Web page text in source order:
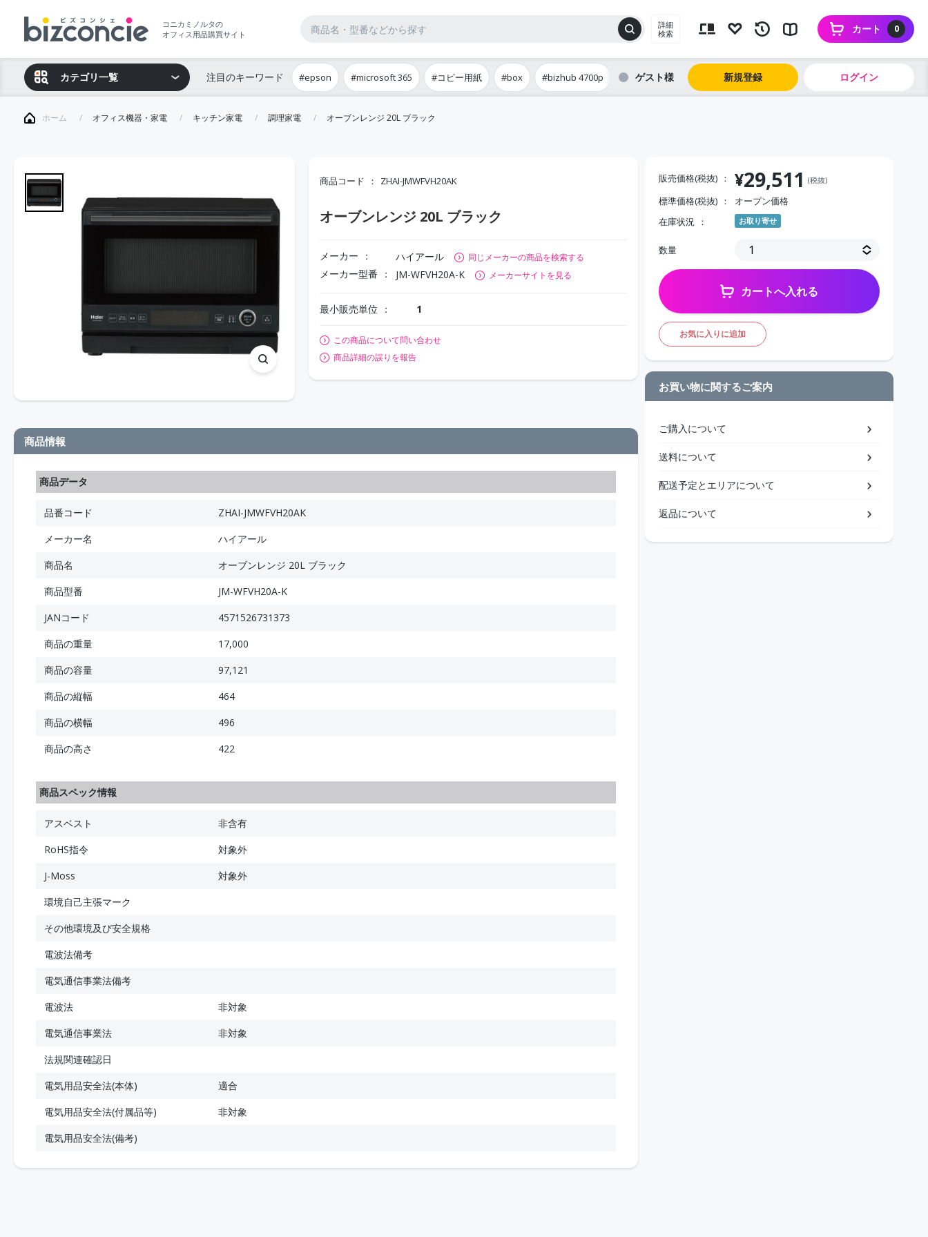
コニカミノルタの
オフィス用品購買サイト
詳細
検索
0
カート
カテゴリ一覧 注目のキーワード #epson #microsoft 365 #コピー用紙 #box #bizhub 4700p ゲスト 新規登録 ログイン
ホーム オフィス機器・家電 キッチン家電 調理家電 オーブンレンジ 20L ブラック
商品コード ZHAI-JMWFVH20AK
オーブンレンジ 20L ブラック
メーカー ハイアール 同じメーカーの商品を検索する
メーカー型番 JM-WFVH20A-K メーカーサイトを見る
最小販売単位 1
この商品について問い合わせ
商品詳細の誤りを報告
商品情報
商品データ
品番コード
ZHAI-JMWFVH20AK
メーカー名
ハイアール
商品名
オーブンレンジ 20L ブラック
商品型番
JM-WFVH20A-K
JANコード
4571526731373
商品の重量
17,000
商品の容量
97,121
商品の縦幅
464
商品の横幅
496
商品の高さ
422
商品スペック情報
アスベスト
非含有
RoHS指令
対象外
J-Moss
対象外
環境自己主張マーク
その他環境及び安全規格
電波法備考
電気通信事業法備考
電波法
非対象
電気通信事業法
非対象
法規関連確認日
電気用品安全法(本体)
適合
電気用品安全法(付属品等)
非対象
電気用品安全法(備考)
販売価格(税抜) ¥29,511 (税抜)
標準価格(税抜)
オープン価格
在庫状況
お取り寄せ
数量
カートへ入れる
お気に入りに追加
お買い物に関するご案内
ご購入について
送料について
配送予定とエリアについて
返品について